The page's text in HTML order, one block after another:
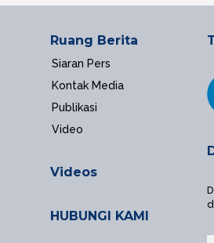
Ruang Berita
Siaran Pers
Kontak Media
Publikasi
Video
Videos
HUBUNGI KAMI